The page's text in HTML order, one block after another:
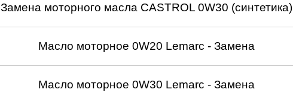
Замена моторного масла CASTROL 0W30 (синтетика)
Масло моторное 0W20 Lemarc - Замена
Масло моторное 0W30 Lemarc - Замена